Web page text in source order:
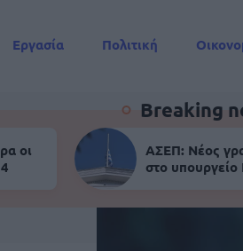
Εργασία Πολιτική
Breaking
οι
ΑΣΕΠ: Νέος
στο